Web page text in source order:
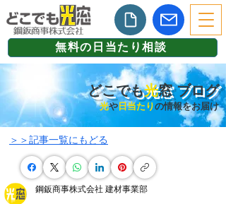
無料の日当たり相談
どこでも光窓 ブログ
光や日当たりの情報をお届け
​＞＞記事一覧にもどる
鋼鈑商事株式会社 建材事業部